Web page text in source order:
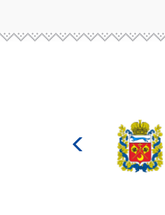
культуры
Российской